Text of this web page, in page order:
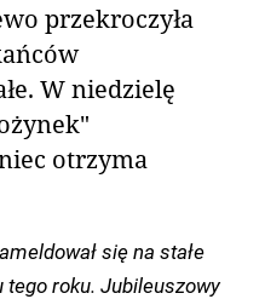
przekroczyła
W niedzielę
otrzyma
się na stałe
tego roku. Jubileuszowy